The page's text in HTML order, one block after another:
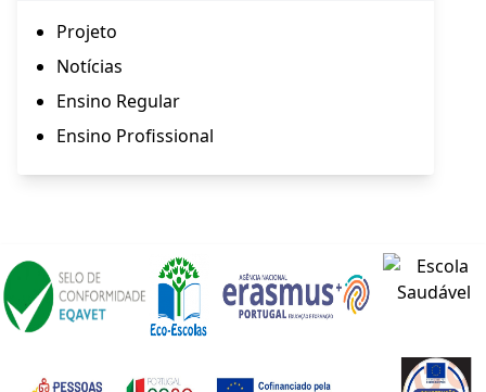
Projeto
Notícias
Ensino Regular
Ensino Profissional